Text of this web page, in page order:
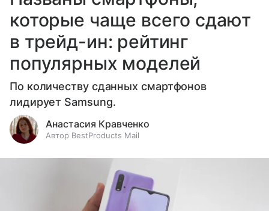
которые чаще всего сдают
в трейд-ин: рейтинг
популярных моделей
По количеству сданных смартфонов
лидирует Samsung.
Анастасия Кравченко
Автор BestProducts Mail